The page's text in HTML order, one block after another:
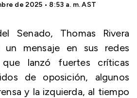
de 2025 • 8:53 a. m. AST
Senado, Thomas Rivera
un mensaje en sus redes
lanzó fuertes críticas
de oposición, algunos
y la izquierda, al tiempo